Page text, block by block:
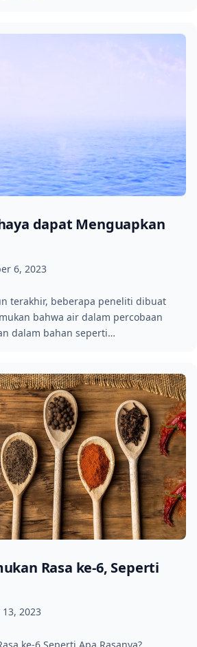
dapat Menguapkan
6, 2023
terakhir, beberapa peneliti dibuat
bahwa air dalam percobaan
dalam bahan seperti…
Rasa ke-6, Seperti
2023